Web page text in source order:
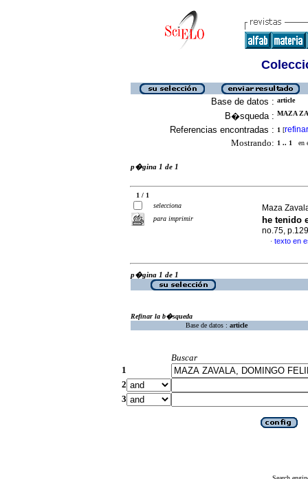
Base de datos : article
B�squeda : MAZA
Referencias encontradas : 1 [refinar
Mostrando: 1 .. 1 en
p�gina 1 de 1
1 / 1
selecciona
para imprimir
Maza
he tenido
no.75,
· texto en
p�gina 1 de 1
Refinar la b�squeda
Base de datos : article
Buscar
1
2
3